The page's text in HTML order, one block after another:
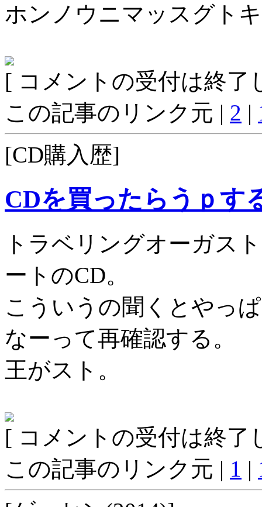
ホンノウニマッスグト
[ コメントの受付は終了
この記事のリンク元 | 2 |
[CD購入歴]
CDを買ったらうｐす
トラベリングオーガス
ートのCD。
こういうの聞くとやっ
なーって再確認する。
王がスト。
[ コメントの受付は終了
この記事のリンク元 | 1 |